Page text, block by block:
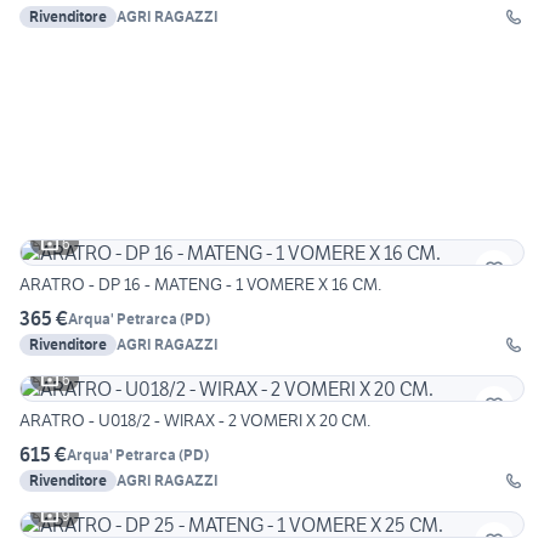
Rivenditore AGRI RAGAZZI
6
ARATRO - DP 16 - MATENG - 1 VOMERE X 16 CM.
365 €Arqua' Petrarca (PD)
Rivenditore AGRI RAGAZZI
6
ARATRO - U018/2 - WIRAX - 2 VOMERI X 20 CM.
615 €Arqua' Petrarca (PD)
Rivenditore AGRI RAGAZZI
9